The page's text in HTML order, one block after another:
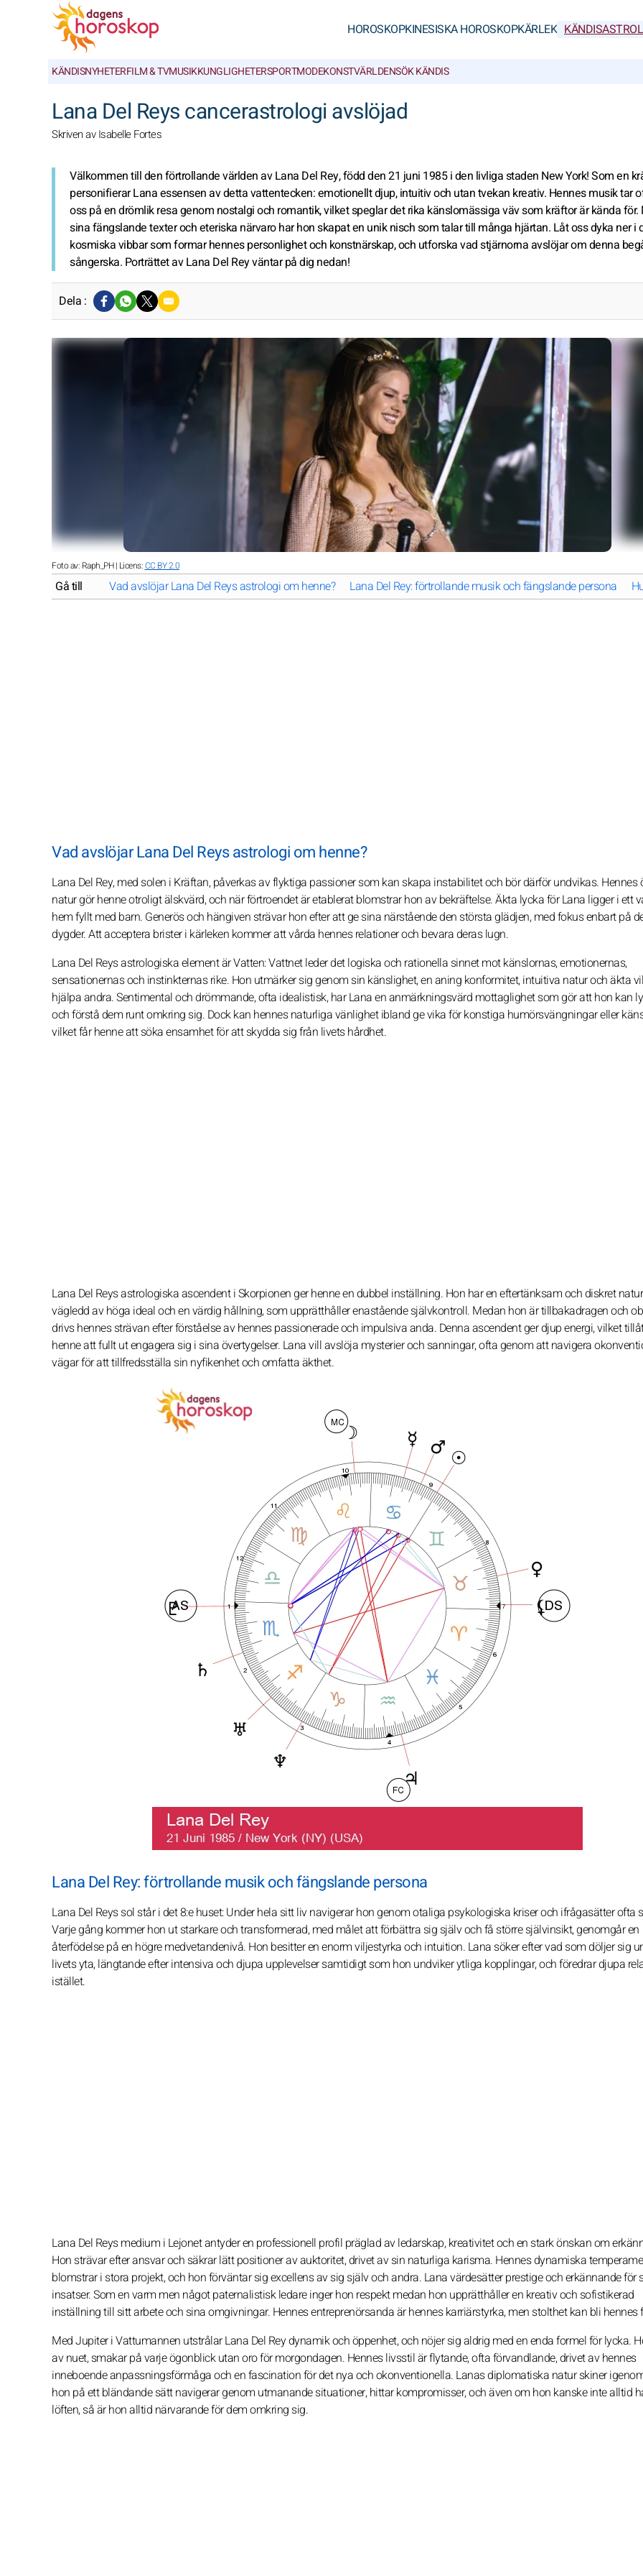
HOROSKOPKINESISKA HOROSKOPKÄRLEK
KÄNDISNYHETERFILM & TVMUSIKKUNGLIGHETERSPORTMODEKONSTVÄRLDENSÖK KÄNDIS
Lana Del Reys cancerastrologi avslöjad
Skriven av Isabelle Fortes
Välkommen till den förtrollande världen av Lana Del Rey, född den 21 juni 1985 i den livliga staden New York! Som en
personifierar Lana essensen av detta vattentecken: emotionellt djup, intuitiv och utan tvekan kreativ. Hennes musik tar
oss på en drömlik resa genom nostalgi och romantik, vilket speglar det rika känslomässiga väv som kräftor är kända för.
sina fängslande texter och eteriska närvaro har hon skapat en unik nisch som talar till många hjärtan. Låt oss dyka ner i
kosmiska vibbar som formar hennes personlighet och konstnärskap, och utforska vad stjärnorna avslöjar om denna
sångerska. Porträttet av Lana Del Rey väntar på dig nedan!
Dela :
Foto av: Raph_PH | Licens:CC BY 2.0
Gå till Vad avslöjar Lana Del Reys astrologi om henne? Lana Del Rey: förtrollande musik och fängslande persona
Vad avslöjar Lana Del Reys astrologi om henne?
Lana Del Rey, med solen i Kräftan, påverkas av flyktiga passioner som kan skapa instabilitet och bör därför undvikas. Hennes
natur gör henne otroligt älskvärd, och när förtroendet är etablerat blomstrar hon av bekräftelse. Äkta lycka för Lana ligger i ett
hem fyllt med barn. Generös och hängiven strävar hon efter att ge sina närstående den största glädjen, med fokus enbart på
dygder. Att acceptera brister i kärleken kommer att vårda hennes relationer och bevara deras lugn.
Lana Del Reys astrologiska element är Vatten: Vattnet leder det logiska och rationella sinnet mot känslornas, emotionernas,
sensationernas och instinkternas rike. Hon utmärker sig genom sin känslighet, en aning konformitet, intuitiva natur och äkta
hjälpa andra. Sentimental och drömmande, ofta idealistisk, har Lana en anmärkningsvärd mottaglighet som gör att hon kan
och förstå dem runt omkring sig. Dock kan hennes naturliga vänlighet ibland ge vika för konstiga humörsvängningar eller
vilket får henne att söka ensamhet för att skydda sig från livets hårdhet.
Lana Del Reys astrologiska ascendent i Skorpionen ger henne en dubbel inställning. Hon har en eftertänksam och diskret
vägledd av höga ideal och en värdig hållning, som upprätthåller enastående självkontroll. Medan hon är tillbakadragen och
drivs hennes strävan efter förståelse av hennes passionerade och impulsiva anda. Denna ascendent ger djup energi, vilket
henne att fullt ut engagera sig i sina övertygelser. Lana vill avslöja mysterier och sanningar, ofta genom att navigera
vägar för att tillfredsställa sin nyfikenhet och omfatta äkthet.
Lana Del Rey: förtrollande musik och fängslande persona
Lana Del Reys sol står i det 8:e huset: Under hela sitt liv navigerar hon genom otaliga psykologiska kriser och ifrågasätter ofta
Varje gång kommer hon ut starkare och transformerad, med målet att förbättra sig själv och få större självinsikt, genomgår en
återfödelse på en högre medvetandenivå. Hon besitter en enorm viljestyrka och intuition. Lana söker efter vad som döljer sig
livets yta, längtande efter intensiva och djupa upplevelser samtidigt som hon undviker ytliga kopplingar, och föredrar djupa
istället.
Lana Del Reys medium i Lejonet antyder en professionell profil präglad av ledarskap, kreativitet och en stark önskan om
Hon strävar efter ansvar och säkrar lätt positioner av auktoritet, drivet av sin naturliga karisma. Hennes dynamiska
blomstrar i stora projekt, och hon förväntar sig excellens av sig själv och andra. Lana värdesätter prestige och erkännande för
insatser. Som en varm men något paternalistisk ledare inger hon respekt medan hon upprätthåller en kreativ och sofistikerad
inställning till sitt arbete och sina omgivningar. Hennes entreprenörsanda är hennes karriärstyrka, men stolthet kan bli hennes
Med Jupiter i Vattumannen utstrålar Lana Del Rey dynamik och öppenhet, och nöjer sig aldrig med en enda formel för lycka.
av nuet, smakar på varje ögonblick utan oro för morgondagen. Hennes livsstil är flytande, ofta förvandlande, drivet av hennes
inneboende anpassningsförmåga och en fascination för det nya och okonventionella. Lanas diplomatiska natur skiner
hon på ett bländande sätt navigerar genom utmanande situationer, hittar kompromisser, och även om hon kanske inte alltid
löften, så är hon alltid närvarande för dem omkring sig.